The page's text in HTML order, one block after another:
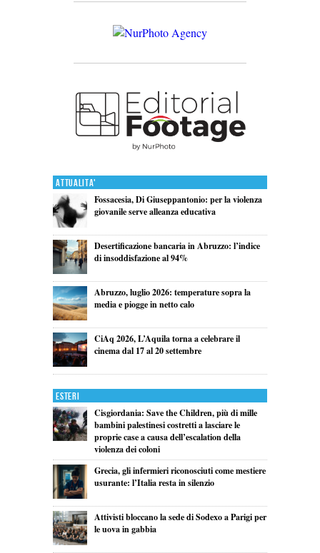
Attualita'
Fossacesia, Di Giuseppantonio: per la violenza
giovanile serve alleanza educativa
Desertificazione bancaria in Abruzzo: l’indice
di insoddisfazione al 94%
Abruzzo, luglio 2026: temperature sopra la
media e piogge in netto calo
CiAq 2026, L’Aquila torna a celebrare il
cinema dal 17 al 20 settembre
Esteri
Cisgiordania: Save the Children, più di mille
bambini palestinesi costretti a lasciare le
proprie case a causa dell’escalation della
violenza dei coloni
Grecia, gli infermieri riconosciuti come mestiere
usurante: l’Italia resta in silenzio
Attivisti bloccano la sede di Sodexo a Parigi per
le uova in gabbia